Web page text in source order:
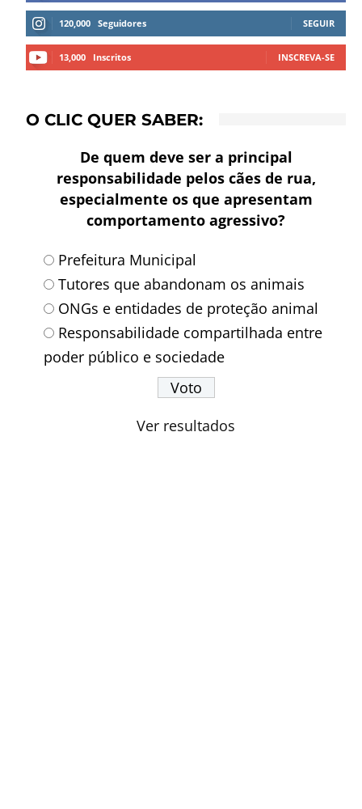
120,000 Seguidores SEGUIR
13,000 Inscritos INSCREVA-SE
O CLIC QUER SABER:
De quem deve ser a principal
responsabilidade pelos cães de rua,
especialmente os que apresentam
comportamento agressivo?
Prefeitura Municipal
Tutores que abandonam os animais
ONGs e entidades de proteção animal
Responsabilidade compartilhada entre
poder público e sociedade
Ver resultados